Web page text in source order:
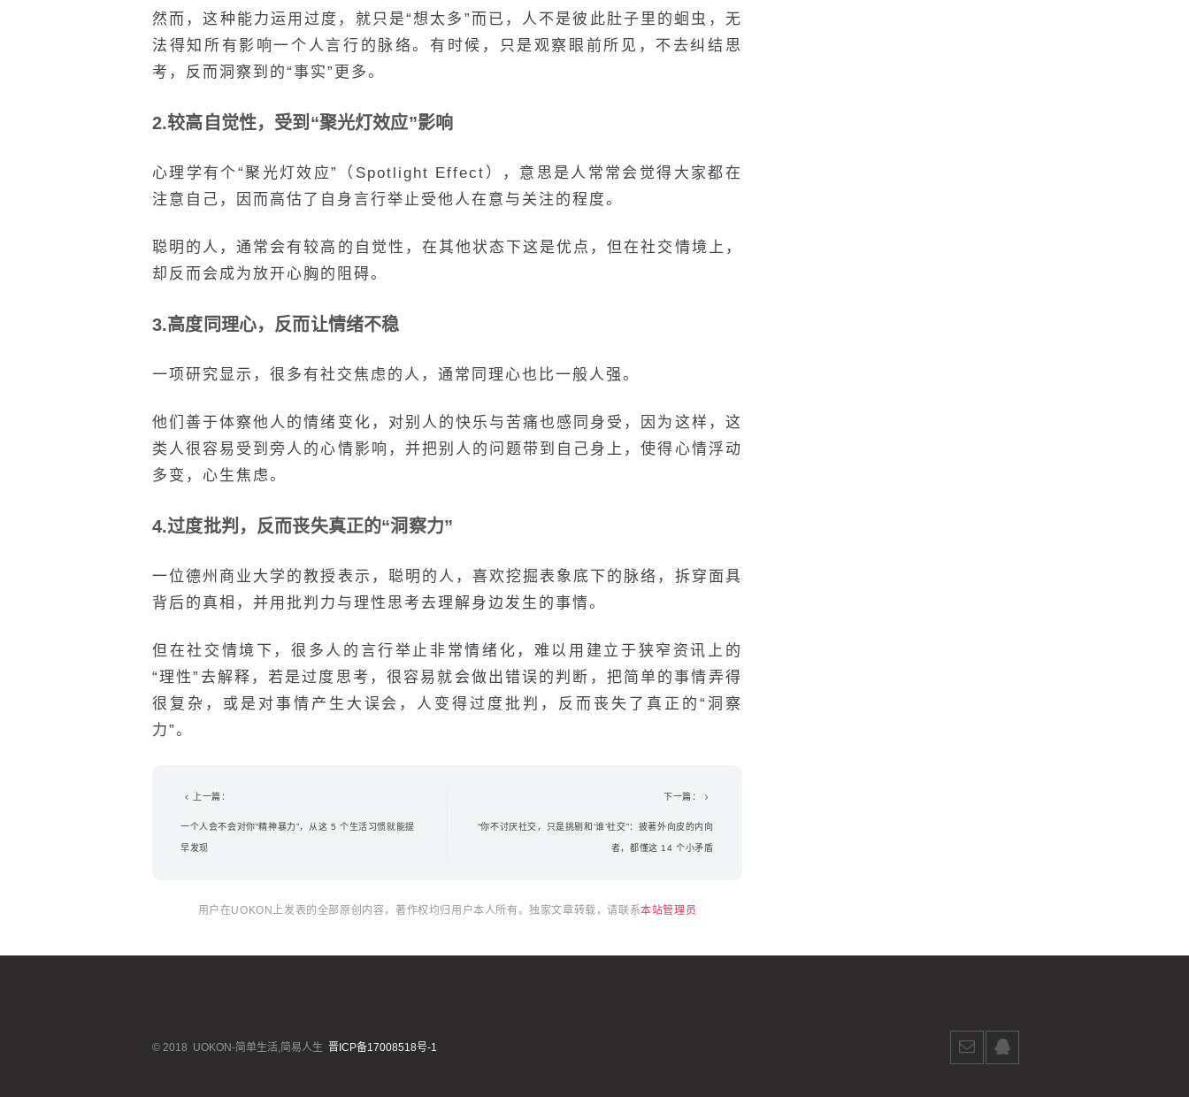
然而，这种能力运用过度，就只是“想太多”而已，人不是彼此肚子里的蛔虫，无
法得知所有影响一个人言行的脉络。有时候，只是观察眼前所见，不去纠结思
考，反而洞察到的“事实”更多。
2.较高自觉性，受到“聚光灯效应”影响
心理学有个“聚光灯效应”（Spotlight Effect），意思是人常常会觉得大家都在
注意自己，因而高估了自身言行举止受他人在意与关注的程度。
聪明的人，通常会有较高的自觉性，在其他状态下这是优点，但在社交情境上，
却反而会成为放开心胸的阻碍。
3.高度同理心，反而让情绪不稳
一项研究显示，很多有社交焦虑的人，通常同理心也比一般人强。
他们善于体察他人的情绪变化，对别人的快乐与苦痛也感同身受，因为这样，这
类人很容易受到旁人的心情影响，并把别人的问题带到自己身上，使得心情浮动
多变，心生焦虑。
4.过度批判，反而丧失真正的“洞察力”
一位德州商业大学的教授表示，聪明的人，喜欢挖掘表象底下的脉络，拆穿面具
背后的真相，并用批判力与理性思考去理解身边发生的事情。
但在社交情境下，很多人的言行举止非常情绪化，难以用建立于狭窄资讯上的
“理性”去解释，若是过度思考，很容易就会做出错误的判断，把简单的事情弄得
很复杂，或是对事情产生大误会，人变得过度批判，反而丧失了真正的“洞察
力”。
上一篇：
一个人会不会对你“精神暴力”，从这 5 个生活习惯就能提
早发现
下一篇：
“你不讨厌社交，只是挑剔和‘谁’社交”：披著外向皮的内向
者，都懂这 14 个小矛盾
用户在UOKON上发表的全部原创内容，著作权均归用户本人所有。独家文章转载，请联系本站管理员
© 2018 UOKON-简单生活,简易人生 晋ICP备17008518号-1